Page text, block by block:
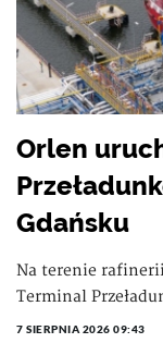
Orlen
Gdańsku
Na terenie
Terminal
7 SIERPNIA 2026 09:43